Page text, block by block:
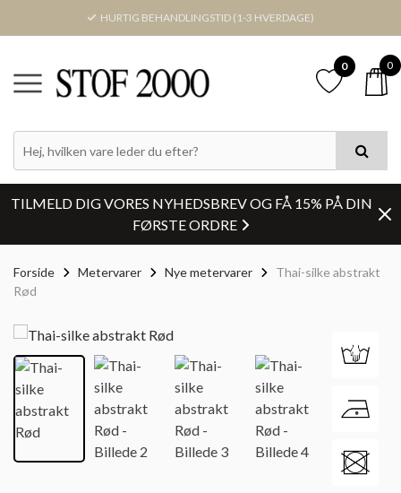
HURTIG BEHANDLINGSTID (1-3 HVERDAGE)
0 0
TILMELD DIG VORES NYHEDSBREV OG FÅ 15% PÅ DIN
FØRSTE ORDRE
Forside Metervarer Nye metervarer
Thai-silke abstrakt
Rød